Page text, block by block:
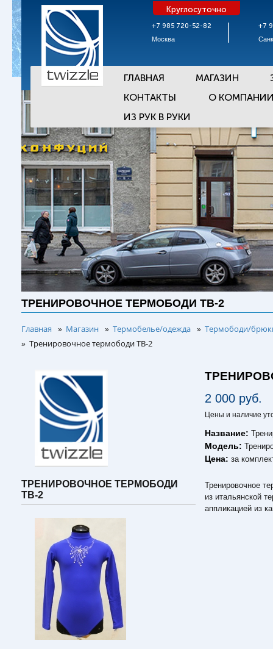
+7 985 720-52-82
Москва
Круглосуточно
+7
ГЛАВНАЯ МАГАЗИН
КОНТАКТЫ
О
ИЗ РУК В РУКИ
ТРЕНИРОВОЧНОЕ ТЕРМОБОДИ TB-2
Главная » Магазин » Термобелье/одежда » Термободи/
» Тренировочное термободи TB-2
ТРЕНИРОВОЧНОЕ ТЕРМОБОДИ
TB-2
2 000 руб.
Цены и наличие
Название:
Модель:
Цена:за
Тренировочное
из итальянской
аппликацией из